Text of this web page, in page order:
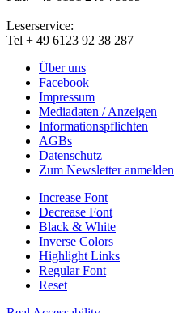
Leserservice:
Tel + 49 6123 92 38 287
Über uns
Facebook
Impressum
Mediadaten / Anzeigen
Informationspflichten
AGBs
Datenschutz
Zum Newsletter anmelden
Increase Font
Decrease Font
Black & White
Inverse Colors
Highlight Links
Regular Font
Reset